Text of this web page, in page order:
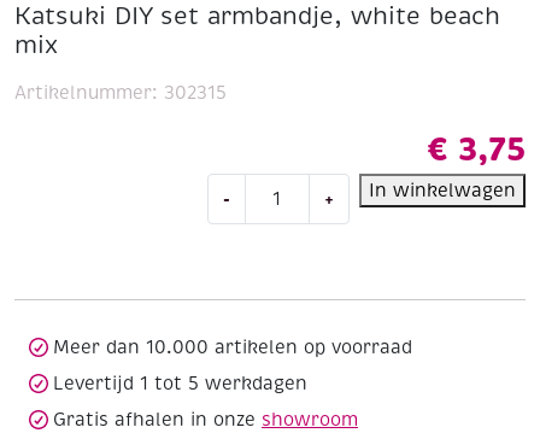
Katsuki DIY set armbandje, white beach
mix
€ 3,75
-
mix
aantal
+ In winkelwagen
Artikelnummer: 302315
Meer dan 10.000 artikelen op voorraad
Levertijd 1 tot 5 werkdagen
Gratis afhalen in onze showroom